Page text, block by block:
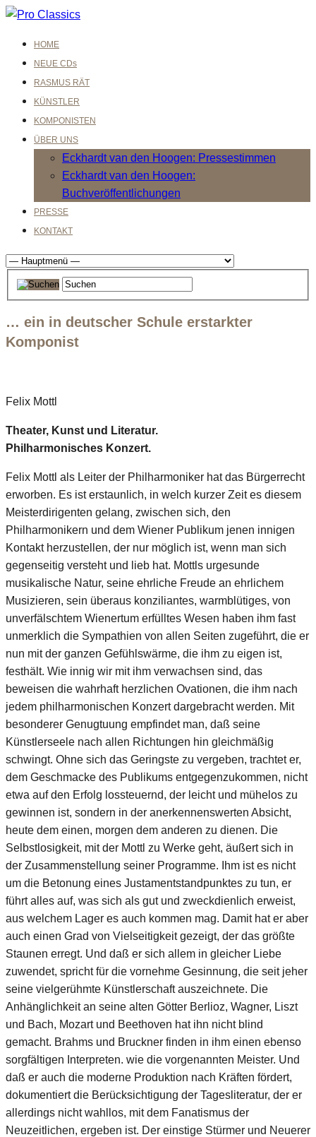
HOME
NEUE CDs
RASMUS RÄT
KÜNSTLER
KOMPONISTEN
ÜBER UNS
Eckhardt van den Hoogen: Pressestimmen
Eckhardt van den Hoogen:
Buchveröffentlichungen
PRESSE
KONTAKT
… ein in deutscher Schule erstarkter
Komponist
Felix Mottl
Theater, Kunst und Literatur.
Philharmonisches Konzert.
Felix Mottl als Leiter der Philharmoniker hat das Bürgerrecht
erworben. Es ist erstaunlich, in welch kurzer Zeit es diesem
Meisterdirigenten gelang, zwischen sich, den
Philharmonikern und dem Wiener Publikum jenen innigen
Kontakt herzustellen, der nur möglich ist, wenn man sich
gegenseitig versteht und lieb hat. Mottls urgesunde
musikalische Natur, seine ehrliche Freude an ehrlichem
Musizieren, sein überaus konziliantes, warmblütiges, von
unverfälschtem Wienertum erfülltes Wesen haben ihm fast
unmerklich die Sympathien von allen Seiten zugeführt, die er
nun mit der ganzen Gefühlswärme, die ihm zu eigen ist,
festhält. Wie innig wir mit ihm verwachsen sind, das
beweisen die wahrhaft herzlichen Ovationen, die ihm nach
jedem philharmonischen Konzert dargebracht werden. Mit
besonderer Genugtuung empfindet man, daß seine
Künstlerseele nach allen Richtungen hin gleichmäßig
schwingt. Ohne sich das Geringste zu vergeben, trachtet er,
dem Geschmacke des Publikums entgegenzukommen, nicht
etwa auf den Erfolg lossteuernd, der leicht und mühelos zu
gewinnen ist, sondern in der anerkennenswerten Absicht,
heute dem einen, morgen dem anderen zu dienen. Die
Selbstlosigkeit, mit der Mottl zu Werke geht, äußert sich in
der Zusammenstellung seiner Programme. Ihm ist es nicht
um die Betonung eines Justamentstandpunktes zu tun, er
führt alles auf, was sich als gut und zweckdienlich erweist,
aus welchem Lager es auch kommen mag. Damit hat er aber
auch einen Grad von Vielseitigkeit gezeigt, der das größte
Staunen erregt. Und daß er sich allem in gleicher Liebe
zuwendet, spricht für die vornehme Gesinnung, die seit jeher
seine vielgerühmte Künstlerschaft auszeichnete. Die
Anhänglichkeit an seine alten Götter Berlioz, Wagner, Liszt
und Bach, Mozart und Beethoven hat ihn nicht blind
gemacht. Brahms und Bruckner finden in ihm einen ebenso
sorgfältigen Interpreten. wie die vorgenannten Meister. Und
daß er auch die moderne Produktion nach Kräften fördert,
dokumentiert die Berücksichtigung der Tagesliteratur, der er
allerdings nicht wahllos, mit dem Fanatismus der
Neuzeitlichen, ergeben ist. Der einstige Stürmer und Neuerer